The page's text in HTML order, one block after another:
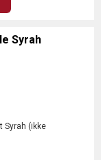
Syrah
Syrah (ikke